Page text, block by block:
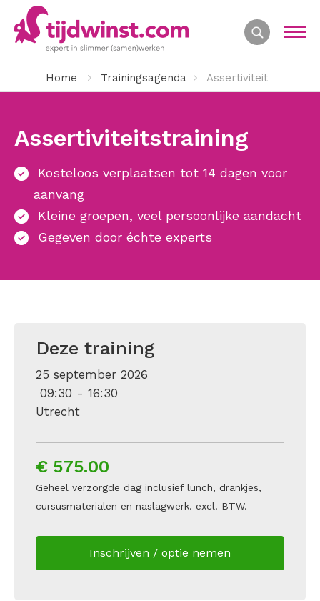
Home Trainingsagenda Assertiviteit
Assertiviteitstraining
Kosteloos verplaatsen tot 14 dagen voor
aanvang
Kleine groepen, veel persoonlijke aandacht
Gegeven door échte experts
Deze training
25 september 2026
09:30 - 16:30
Utrecht
€ 575.00
Geheel verzorgde dag inclusief lunch, drankjes,
cursusmaterialen en naslagwerk. excl. BTW.
Inschrijven / optie nemen